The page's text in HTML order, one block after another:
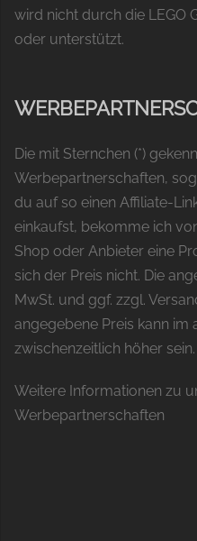
wird nicht durch die LEGO
oder unterstützt.
Die mit Sternchen (*)
Werbepartnerschaften,
du auf so einen Affiliate-
einkaufst, bekomme ich
Shop oder Anbieter eine
sich der Preis nicht. Die
MwSt. und ggf. zzgl.
angegebene Preis kann im
zwischenzeitlich höher sein.
Weitere Informationen zu
Werbepartnerschaften